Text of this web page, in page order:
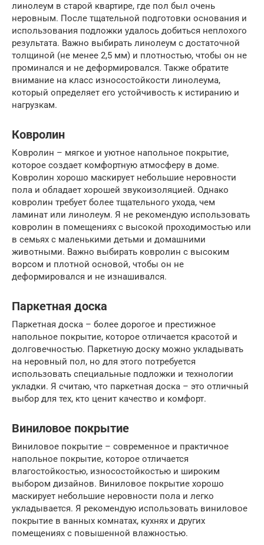
линолеум в старой квартире, где пол был очень
неровным. После тщательной подготовки основания и
использования подложки удалось добиться неплохого
результата. Важно выбирать линолеум с достаточной
толщиной (не менее 2,5 мм) и плотностью, чтобы он не
проминался и не деформировался. Также обратите
внимание на класс износостойкости линолеума,
который определяет его устойчивость к истиранию и
нагрузкам.
Ковролин
Ковролин – мягкое и уютное напольное покрытие,
которое создает комфортную атмосферу в доме.
Ковролин хорошо маскирует небольшие неровности
пола и обладает хорошей звукоизоляцией. Однако
ковролин требует более тщательного ухода, чем
ламинат или линолеум. Я не рекомендую использовать
ковролин в помещениях с высокой проходимостью или
в семьях с маленькими детьми и домашними
животными. Важно выбирать ковролин с высоким
ворсом и плотной основой, чтобы он не
деформировался и не изнашивался.
Паркетная доска
Паркетная доска – более дорогое и престижное
напольное покрытие, которое отличается красотой и
долговечностью. Паркетную доску можно укладывать
на неровный пол, но для этого потребуется
использовать специальные подложки и технологии
укладки. Я считаю, что паркетная доска – это отличный
выбор для тех, кто ценит качество и комфорт.
Виниловое покрытие
Виниловое покрытие – современное и практичное
напольное покрытие, которое отличается
влагостойкостью, износостойкостью и широким
выбором дизайнов. Виниловое покрытие хорошо
маскирует небольшие неровности пола и легко
укладывается. Я рекомендую использовать виниловое
покрытие в ванных комнатах, кухнях и других
помещениях с повышенной влажностью.